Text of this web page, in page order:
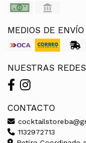
MEDIOS DE ENVÍO
NUESTRAS
CONTACTO
1132972713